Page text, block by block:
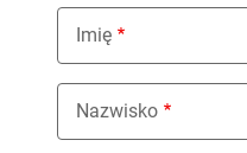
Imię
Nazwisko